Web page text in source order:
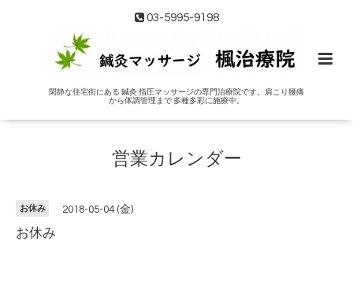
03-5995-9198
閑静な住宅街にある 鍼灸 指圧マッサージの専門治療院です。肩こり腰痛
から体調管理まで 多種多彩に施療中。
営業カレンダー
お休み 2018-05-04 (金)
お休み